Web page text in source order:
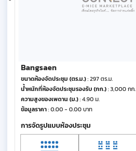
Bangsaen
ขนาดห้องจัดประชุม (ตร.ม.): 297 ตร.ม.
น้ำหนักที่ห้องจัดประชุมรองรับ (กก.): 3,000 กก.
ความสูงของเพดาน (ม.): 4.90 ม.
ข้อมูลราคา: 0.00 - 0.00 บาท
การจัดรูปแบบห้องประชุม